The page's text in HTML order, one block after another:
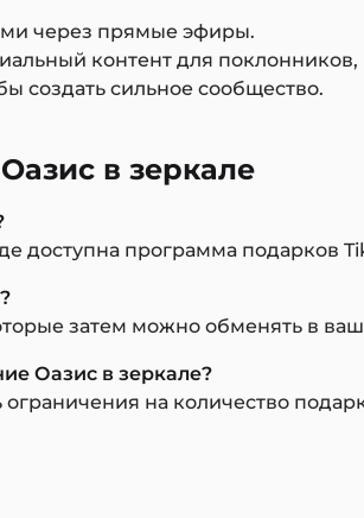
через прямые эфиры.
контент для
создать сильное сообщество.
в зеркале
доступна программа подарков
затем можно обменять в
Оазис в зеркале?
на количество